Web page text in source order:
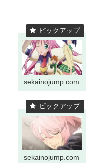
sekainojump.com
sekainojump.com